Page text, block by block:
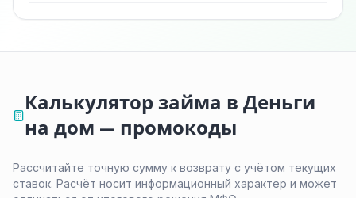
Калькулятор займа в Деньги
на дом — промокоды
Рассчитайте точную сумму к возврату с учётом текущих
ставок. Расчёт носит информационный характер и может